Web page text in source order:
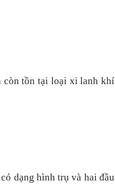
còn tồn tại loại xi lanh khí
dạng hình trụ và hai đầu